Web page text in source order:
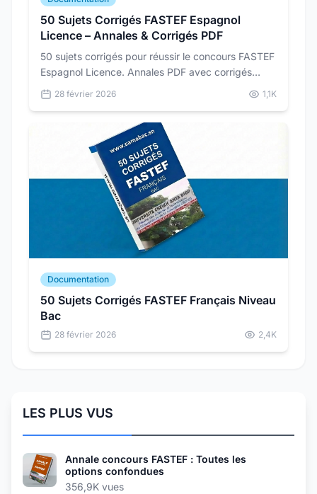
50 Sujets Corrigés FASTEF Espagnol
Licence – Annales & Corrigés PDF
50 sujets corrigés pour réussir le concours FASTEF
Espagnol Licence. Annales PDF avec corrigés
détaillés pour vous préparer dans les conditions
réelles du concours.
28 février 2026 1,1K
Documentation
50 Sujets Corrigés FASTEF Français Niveau
Bac
28 février 2026 2,4K
LES PLUS VUS
Annale concours FASTEF : Toutes les
options confondues
356,9K vues